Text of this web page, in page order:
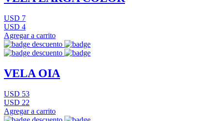
USD 7
USD 4
Agregar a carrito
VELA OIA
USD 53
USD 22
Agregar a carrito